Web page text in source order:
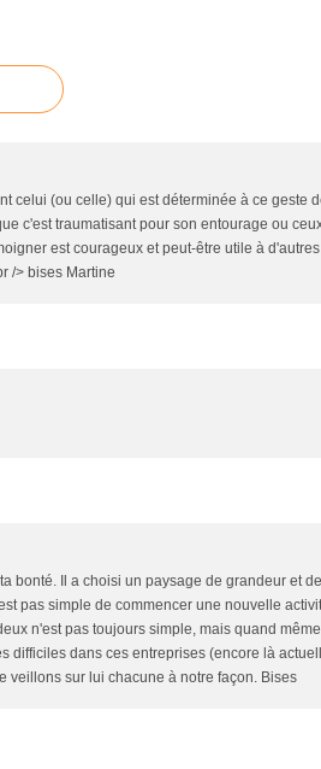
celui (ou celle) qui est déterminée à ce geste
c'est traumatisant pour son entourage ou
est courageux et peut-être utile à
/> bises Martine
bonté. Il a choisi un paysage de grandeur et de
pas simple de commencer une nouvelle
n'est pas toujours simple, mais quand
difficiles dans ces entreprises (encore là
veillons sur lui chacune à notre façon. Bises